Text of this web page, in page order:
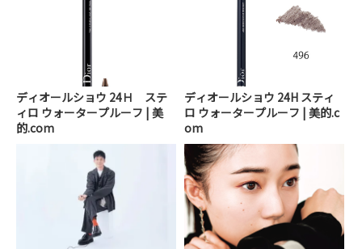
ディオールショウ 24Ｈ ステ
ィロ ウォータープルーフ | 美
的.com
ディオールショウ 24H スティ
ロ ウォータープルーフ | 美的.c
om